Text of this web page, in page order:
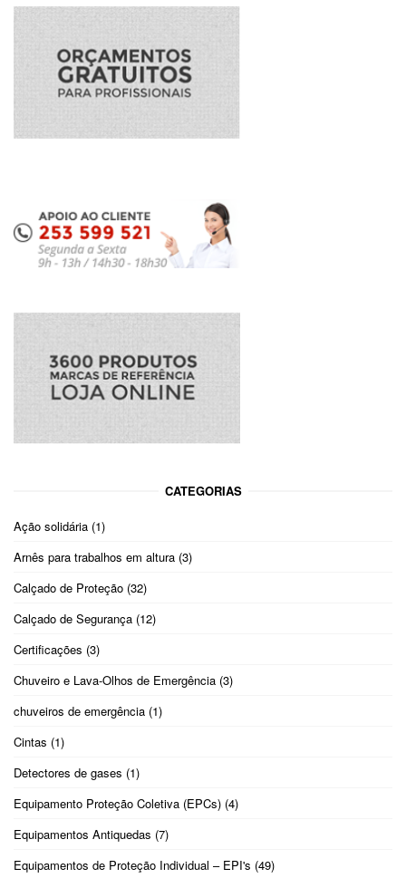
CATEGORIAS
Ação solidária (1)
Arnês para trabalhos em altura (3)
Calçado de Proteção (32)
Calçado de Segurança (12)
Certificações (3)
Chuveiro e Lava-Olhos de Emergência (3)
chuveiros de emergência (1)
Cintas (1)
Detectores de gases (1)
Equipamento Proteção Coletiva (EPCs) (4)
Equipamentos Antiquedas (7)
Equipamentos de Proteção Individual – EPI's (49)